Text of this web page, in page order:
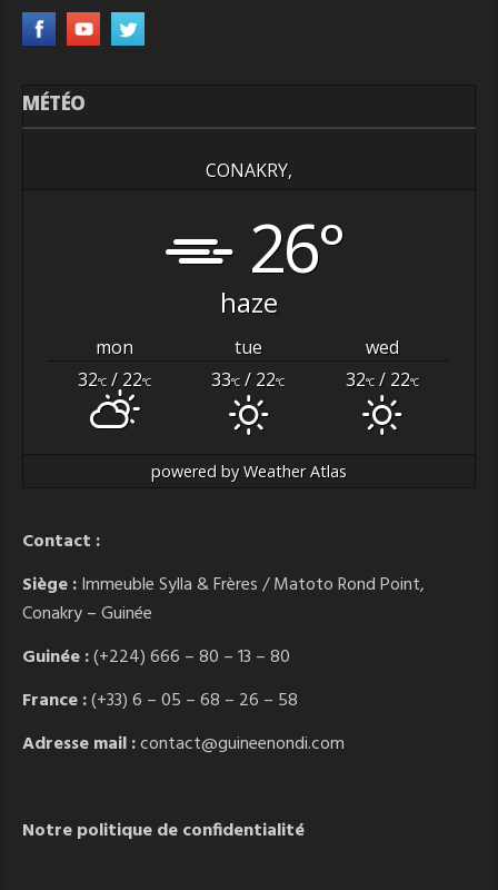
MÉTÉO
CONAKRY,
26°
haze
mon tue
wed
32°C / 22°C 33°C / 22°C 32°C/ 22°C
powered byWeather Atlas
Contact :
Siège :Immeuble Sylla & Frères / Matoto Rond Point,
Conakry – Guinée
Guinée :(+224) 666 – 80 – 13 – 80
France :(+33) 6 – 05 – 68 – 26 – 58
Adresse mail :contact@guineenondi.com
Notre politique de confidentialité